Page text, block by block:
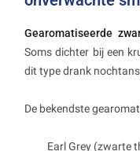
Gearomatiseerde
Soms dichter bij een
dit type drank
De bekendste
Earl Grey (zwarte